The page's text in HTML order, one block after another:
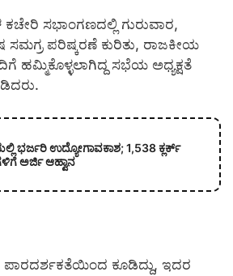
ಸಭಾಂಗಣದಲ್ಲಿ ಗುರುವಾರ,
ಸಮಗ್ರ ಪರಿಷ್ಕರಣೆ ಕುರಿತು, ರಾಜಕೀಯ
ಹಮ್ಮಿಕೊಳ್ಳಲಾಗಿದ್ದ ಸಭೆಯ ಅಧ್ಯಕ್ಷತೆ
ಭರ್ಜರಿ ಉದ್ಯೋಗಾವಕಾಶ; 1,538 ಕ್ಲರ್ಕ್
ಅರ್ಜಿ ಆಹ್ವಾನ
ಕೂಡಿದ್ದು, ಇದರ